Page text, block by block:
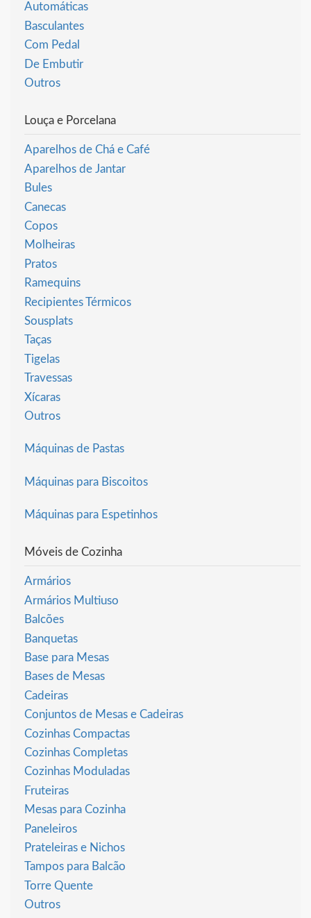
Automáticas
Basculantes
Com Pedal
De Embutir
Outros
Louça e Porcelana
Aparelhos de Chá e Café
Aparelhos de Jantar
Bules
Canecas
Copos
Molheiras
Pratos
Ramequins
Recipientes Térmicos
Sousplats
Taças
Tigelas
Travessas
Xícaras
Outros
Máquinas de Pastas
Máquinas para Biscoitos
Máquinas para Espetinhos
Móveis de Cozinha
Armários
Armários Multiuso
Balcões
Banquetas
Base para Mesas
Bases de Mesas
Cadeiras
Conjuntos de Mesas e Cadeiras
Cozinhas Compactas
Cozinhas Completas
Cozinhas Moduladas
Fruteiras
Mesas para Cozinha
Paneleiros
Prateleiras e Nichos
Tampos para Balcão
Torre Quente
Outros